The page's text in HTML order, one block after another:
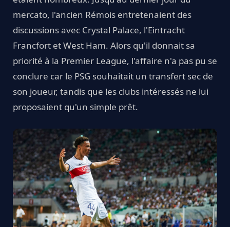
mercato, l'ancien Rémois entretenaient des
discussions avec Crystal Palace, l'Eintracht
Francfort et West Ham. Alors qu'il donnait sa
priorité à la Premier League, l'affaire n'a pas pu se
conclure car le PSG souhaitait un transfert sec de
son joueur, tandis que les clubs intéressés ne lui
proposaient qu'un simple prêt.